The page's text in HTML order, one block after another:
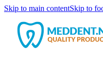
Skip to main contentSkip to